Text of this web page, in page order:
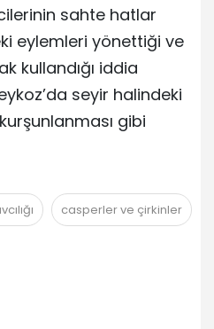
sahte hatlar
eylemleri yönettiği ve
kullandığı iddia
seyir halindeki
gibi
casperler ve çirkinler